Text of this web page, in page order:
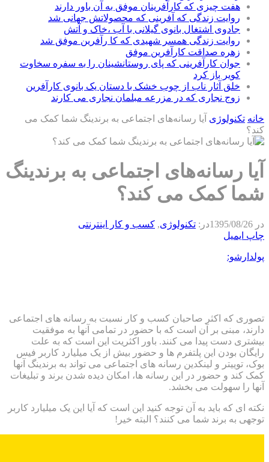
هفت چیزی که کارآفرینان موفق به آن باور دارند
روایت زندگی که آفرینی که محصولاتش جهانی شد
جادوی اشتغال بانوی گیلانی با آب ،خاک و آتش
روایت زندگی همسر شهیدی که کا رآفرین موفق شد
زهره صداقت کارآفرین موفق
جوان کارآفرینی که پای روستانشینان را به سفره سخاوت
کویر باز کرد
خلق آثار ناب از چوب خشک با دستان یک بانوی کارآفرین
زوج نجاری که در مزرعه مبلمان نجاری می کارند
تکنولوژی آیا رسانه‌های اجتماعی به برندینگ شما کمک می
رسانه‌های اجتماعی به برندینگ
کمک می کند؟
1395/08/26در:تکنولوژی,كسب و كار اينترنتی
ایمیل
که اکثر صاحبان کسب و کار نسبت به رسانه های اجتماعی
مبنی بر آن است که با حضور در تمامی آنها به موفقیت
دست پیدا می کنند. باور اکثریت این است که به علت
بودن این پلتفرم ها و حضور بیش از یک میلیارد کاربر فیس
توییتر و لینکدین رسانه های اجتماعی می تواند به برندینگ آنها
کند و حضور در این رسانه ها، امکان دیده شدن برند و تبلیغات
را سهولت می بخشد.
ای که باید به آن توجه کنید این است که آیا این یک میلیارد کاربر
به برند شما می کنند؟ البته خیر!